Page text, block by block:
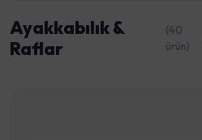
Ayakkabılık &
Raflar
(40
ürün)